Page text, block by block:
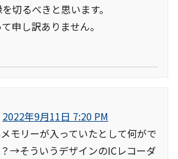
切るべきと思います。
申し訳ありません。
2022年9月11日 7:20 PM
モリーが入っていたとして何がで
→そういうデザインのICレコーダ